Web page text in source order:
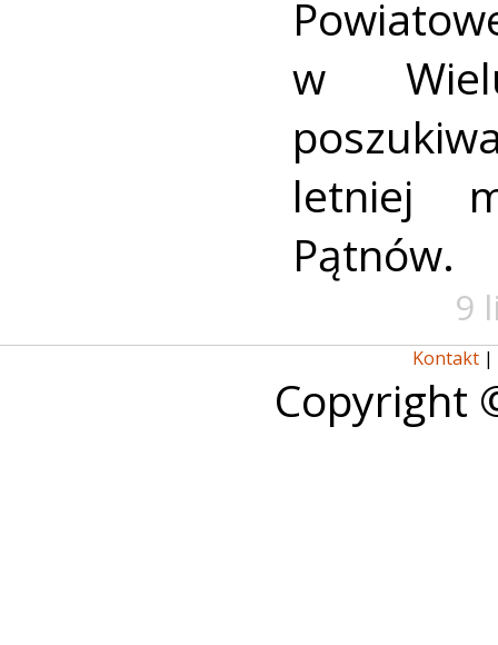
w
letniej
Pątnów.
9
Kontakt |
Copyright